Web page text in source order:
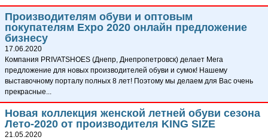
Производителям обуви и оптовым
покупателям Expo 2020 онлайн предложение
бизнесу
17.06.2020
Компания PRIVATSHOES (Днепр, Днепропетровск) делает Мега
предложение для новых производителей обуви и сумок! Нашему
выставочному порталу полных 8 лет! Поэтому мы делаем для Вас очень
прекрасные...
Новая коллекция женской летней обуви сезона
Лето-2020 от производителя KING SIZE
21.05.2020